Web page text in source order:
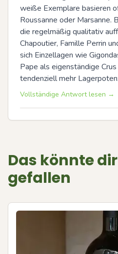
weiße Exemplare basieren
Roussanne oder Marsanne.
die regelmäßig qualitativ
Chapoutier, Famille Perrin
sich Einzellagen wie
Pape als eigenständige
tendenziell mehr
Vollständige Antwort lesen →
Das könnte
gefallen